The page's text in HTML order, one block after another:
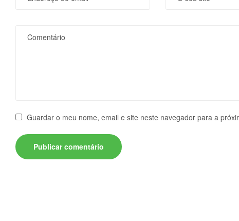
Guardar o meu nome, email e site neste navegador para a